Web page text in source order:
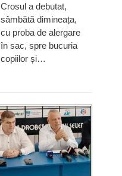
Crosul a debutat,
sâmbătă dimineața,
cu proba de alergare
în sac, spre bucuria
copiilor și…